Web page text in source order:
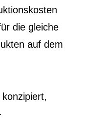
die gleiche
auf dem